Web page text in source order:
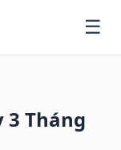
3 Tháng